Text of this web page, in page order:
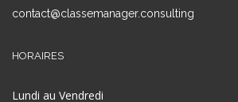
contact@classemanager.consulting
HORAIRES
Lundi au Vendredi